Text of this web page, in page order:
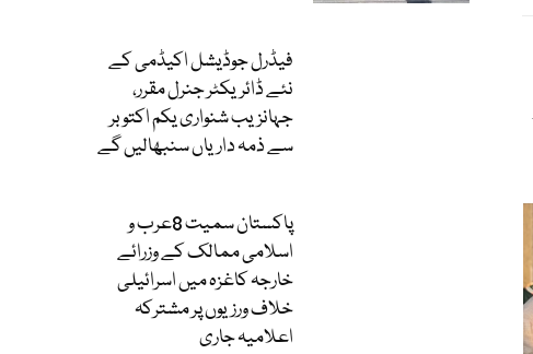
فیڈرل جوڈیشل اکیڈمی کے
نئے ڈائریکٹر جنرل مقرر،
جہانزیب شنواری یکم اکتوبر
سے ذمہ داریاں سنبھالیں گے
پاکستان سمیت 8عرب و
اسلامی ممالک کے وزرائے
خارجہ کاغزہ میں اسرائیلی
خلاف ورزیوں پر مشترکہ
اعلامیہ جاری